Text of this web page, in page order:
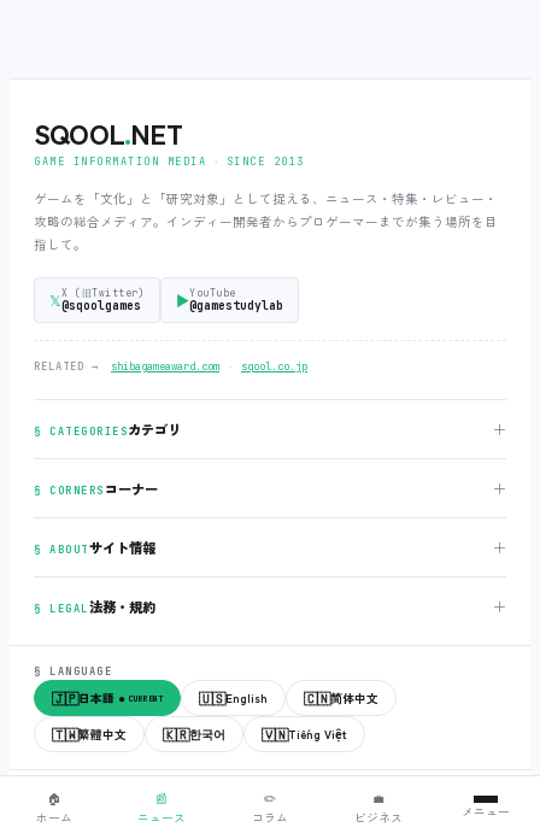
SQOOL.NET
GAME INFORMATION MEDIA ‧ SINCE 2013
ゲームを「文化」と「研究対象」として捉える、ニュース・特集・レビュー・
攻略の総合メディア。インディー開発者からプロゲーマーまでが集う場所を目
指して。
𝕏X (旧Twitter)
@sqoolgames ▶YouTube
@gamestudylab
RELATED → shibagameaward.com ‧ sqool.co.jp
§ CATEGORIESカテゴリ ＋
§ CORNERS コーナー ＋
§ ABOUTサイト情報 ＋
§ LEGAL法務・規約 ＋
§ LANGUAGE
🇯🇵日本語 ● CURRENT 🇺🇸English 🇨🇳简体中文
🇹🇼繁體中文 🇰🇷한국어 🇻🇳Tiếng Việt
© 2018-2026 sqool.co.jp ‧ All rights reserved. v3.0.0 build 20260505
● ALL SYSTEMS NORMAL
🏠
ホーム
📰
ニュース
✏️
コラム
💼
ビジネス
メニュー